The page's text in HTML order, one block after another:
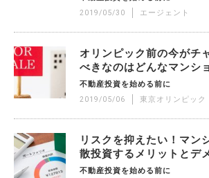
2019/05/30 エージェント
オリンピック前の今がチ
べきなのはどんなマンシ
不動産投資を始める前に
2019/05/06 東京オリンピック
リスクを抑えたい！マン
散投資するメリットとデ
不動産投資を始める前に